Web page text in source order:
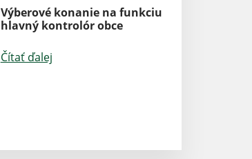
Výberové konanie na funkciu
hlavný kontrolór obce
Čítať ďalej